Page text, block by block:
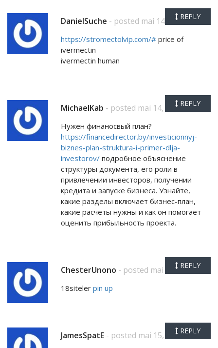
DanielSuche - posted mai 14, 2026
https://stromectolvip.com/# price of
ivermectin
ivermectin human
REPLY
MichaelKab - posted mai 14, 2026
Нужен финаносвый план?
https://financedirector.by/investicionnyj-
biznes-plan-struktura-i-primer-dlja-
investorov/ подробное объяснение
структуры документа, его роли в
привлечении инвесторов, получении
кредита и запуске бизнеса. Узнайте,
какие разделы включает бизнес-план,
какие расчеты нужны и как он помогает
оценить прибыльность проекта.
REPLY
ChesterUnono - posted mai 15, 2026
18siteler pin up
REPLY
JamesSpatE - posted mai 15, 2026REPLY